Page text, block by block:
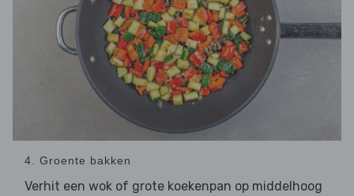
4. Groente bakken
Verhit een wok of grote koekenpan op middelhoog